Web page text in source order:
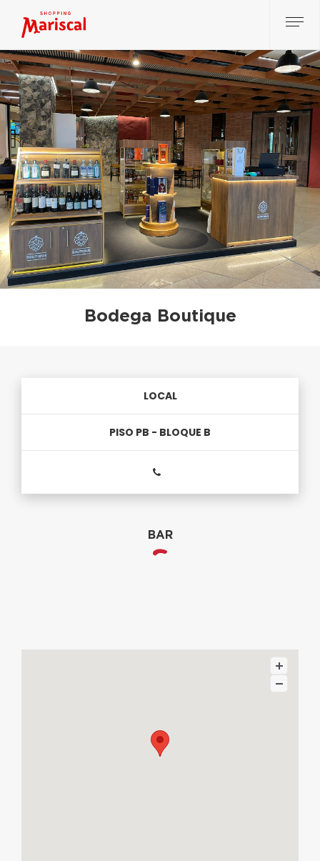
Bodega Boutique
LOCAL
PISO PB - BLOQUE B
BAR